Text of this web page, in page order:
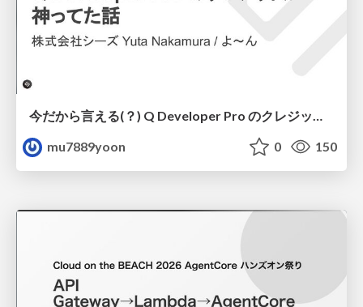
今だから言える(？) Q Developer Pro のクレジットが神ってた話
mu7889yoon
0 150